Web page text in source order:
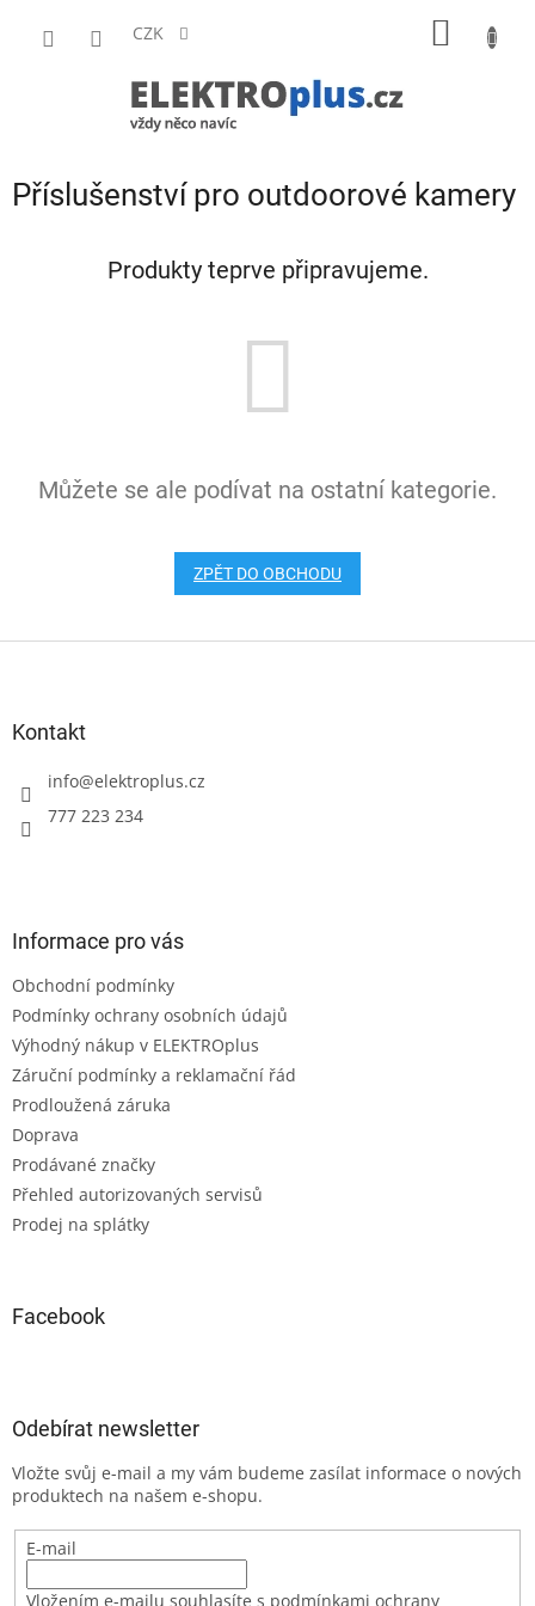
CZK
Příslušenství pro outdoorové kamery
Produkty teprve připravujeme.
Můžete se ale podívat na ostatní kategorie.
ZPĚT DO OBCHODU
Kontakt
info@elektroplus.cz
777 223 234
Informace pro vás
Obchodní podmínky
Podmínky ochrany osobních údajů
Výhodný nákup v ELEKTROplus
Záruční podmínky a reklamační řád
Prodloužená záruka
Doprava
Prodávané značky
Přehled autorizovaných servisů
Prodej na splátky
Facebook
Odebírat newsletter
Vložte svůj e-mail a my vám budeme zasílat informace o nových
produktech na našem e-shopu.
E-mail
Vložením e-mailu souhlasíte s podmínkami ochrany